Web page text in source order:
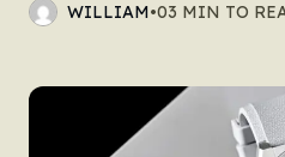
WILLIAM•03 MIN TO